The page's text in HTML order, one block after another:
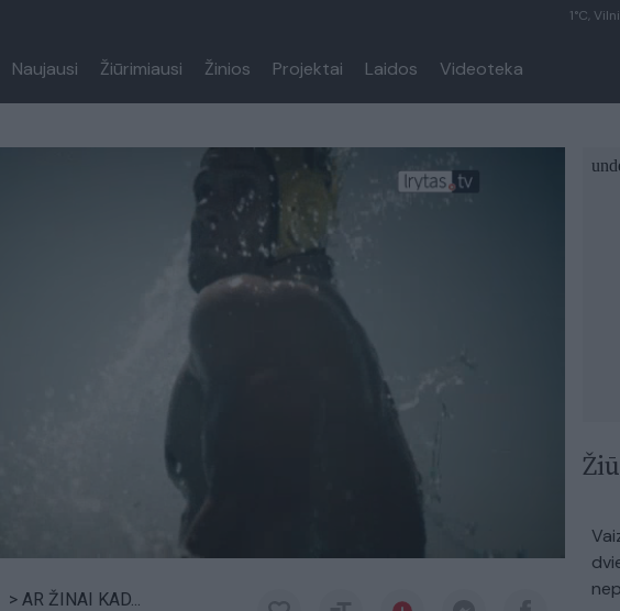
1°C,
Naujausi Žiūrimiausi Žinios Projektai Laidos Videoteka
> AR ŽINAI KAD...